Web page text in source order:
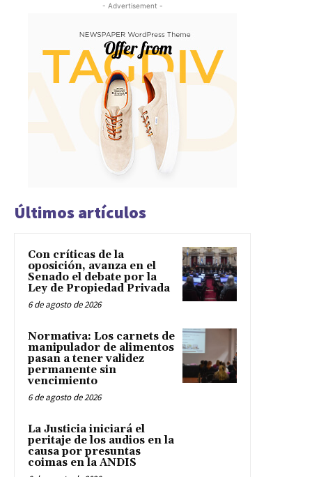
- Advertisement -
Últimos artículos
Con críticas de la
oposición, avanza en el
Senado el debate por la
Ley de Propiedad Privada
6 de agosto de 2026
Normativa: Los carnets de
manipulador de alimentos
pasan a tener validez
permanente sin
vencimiento
6 de agosto de 2026
La Justicia iniciará el
peritaje de los audios en la
causa por presuntas
coimas en la ANDIS